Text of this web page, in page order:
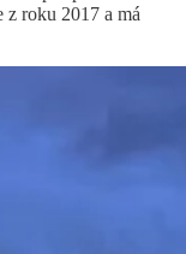
z roku 2017 a má